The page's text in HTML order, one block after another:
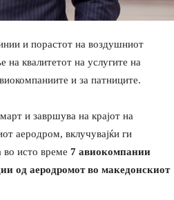
и порастот на воздушниот
на квалитетот на услугите на
и за патниците.
и завршува на крајот на
аеродром, вклучувајќи ги
во исто време 7 авиокомпании
од аеродромот во македонскиот